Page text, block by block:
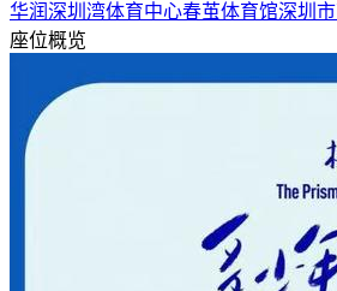
华润深圳湾体育中心春茧体育馆深圳
座位概览